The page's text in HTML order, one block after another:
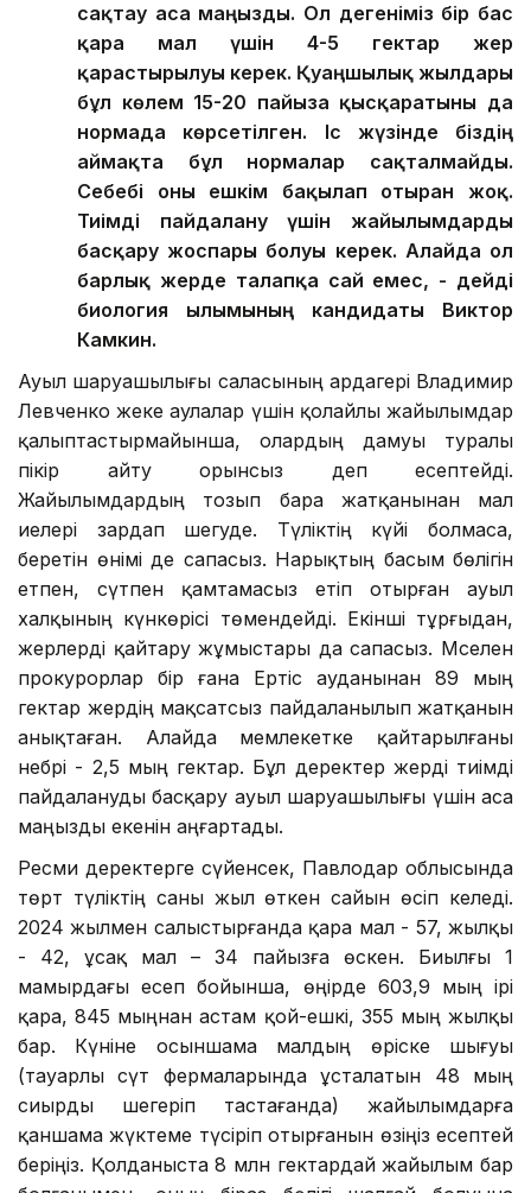
сақтау аса маңызды. Ол дегеніміз бір бас
қара мал үшін 4-5 гектар жер
қарастырылуы керек. Қуаңшылық жылдары
бұл көлем 15-20 пайызға қысқаратыны да
нормада көрсетілген. Іс жүзінде біздің
аймақта бұл нормалар сақталмайды.
Себебі оны ешкім бақылап отырған жоқ.
Тиімді пайдалану үшін жайылымдарды
басқару жоспары болуы керек. Алайда ол
барлық жерде талапқа сай емес, - дейді
биология ғылымының кандидаты Виктор
Камкин.
Ауыл шаруашылығы саласының ардагері Владимир
Левченко жеке аулалар үшін қолайлы жайылымдар
қалыптастырмайынша, олардың дамуы туралы
пікір айту орынсыз деп есептейді.
Жайылымдардың тозып бара жатқанынан мал
иелері зардап шегуде. Түліктің күйі болмаса,
беретін өнімі де сапасыз. Нарықтың басым бөлігін
етпен, сүтпен қамтамасыз етіп отырған ауыл
халқының күнкөрісі төмендейді. Екінші тұрғыдан,
жерлерді қайтару жұмыстары да сапасыз. Мәселен
прокурорлар бір ғана Ертіс ауданынан 89 мың
гектар жердің мақсатсыз пайдаланылып жатқанын
анықтаған. Алайда мемлекетке қайтарылғаны
небәрі - 2,5 мың гектар. Бұл деректер жерді тиімді
пайдалануды басқару ауыл шаруашылығы үшін аса
маңызды екенін аңғартады.
Ресми деректерге сүйенсек, Павлодар облысында
төрт түліктің саны жыл өткен сайын өсіп келеді.
2024 жылмен салыстырғанда қара мал - 57, жылқы
- 42, ұсақ мал – 34 пайызға өскен. Биылғы 1
мамырдағы есеп бойынша, өңірде 603,9 мың ірі
қара, 845 мыңнан астам қой-ешкі, 355 мың жылқы
бар. Күніне осыншама малдың өріске шығуы
(тауарлы сүт фермаларында ұсталатын 48 мың
сиырды шегеріп тастағанда) жайылымдарға
қаншама жүктеме түсіріп отырғанын өзіңіз есептей
беріңіз. Қолданыста 8 млн гектардай жайылым бар